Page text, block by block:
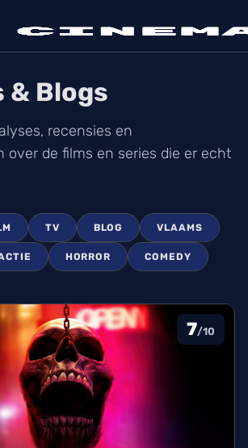
& Blogs
recensies en
over de films en series die er echt
TV BLOG VLAAMS
HORROR COMEDY
7/10